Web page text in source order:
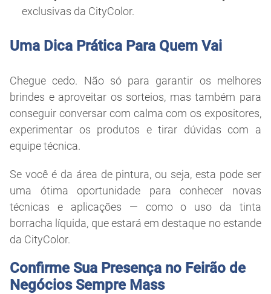
exclusivas da CityColor.
Uma Dica Prática Para Quem Vai
Chegue cedo. Não só para garantir os melhores
brindes e aproveitar os sorteios, mas também para
conseguir conversar com calma com os expositores,
experimentar os produtos e tirar dúvidas com a
equipe técnica.
Se você é da área de pintura, ou seja, esta pode ser
uma ótima oportunidade para conhecer novas
técnicas e aplicações — como o uso da tinta
borracha líquida, que estará em destaque no estande
da CityColor.
Confirme Sua Presença no Feirão de
Negócios Sempre Mass